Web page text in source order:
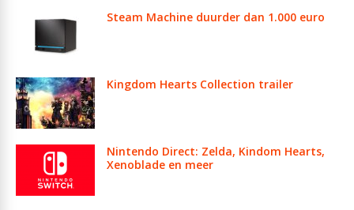
Steam Machine duurder dan 1.000 euro
Kingdom Hearts Collection trailer
Nintendo Direct: Zelda, Kindom Hearts,
Xenoblade en meer